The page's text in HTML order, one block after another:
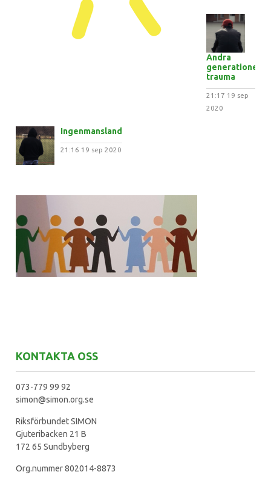
Andra
generationens
trauma
21:17 19 sep
2020
Ingenmansland
21:16 19 sep 2020
KONTAKTA OSS
073-779 99 92
simon@simon.org.se
Riksförbundet SIMON
Gjuteribacken 21 B
172 65 Sundbyberg
Org.nummer 802014-8873